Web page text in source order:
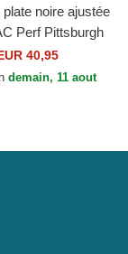
noire ajustée
Perf Pittsburgh
New Era
40,95
demain, 11 aout